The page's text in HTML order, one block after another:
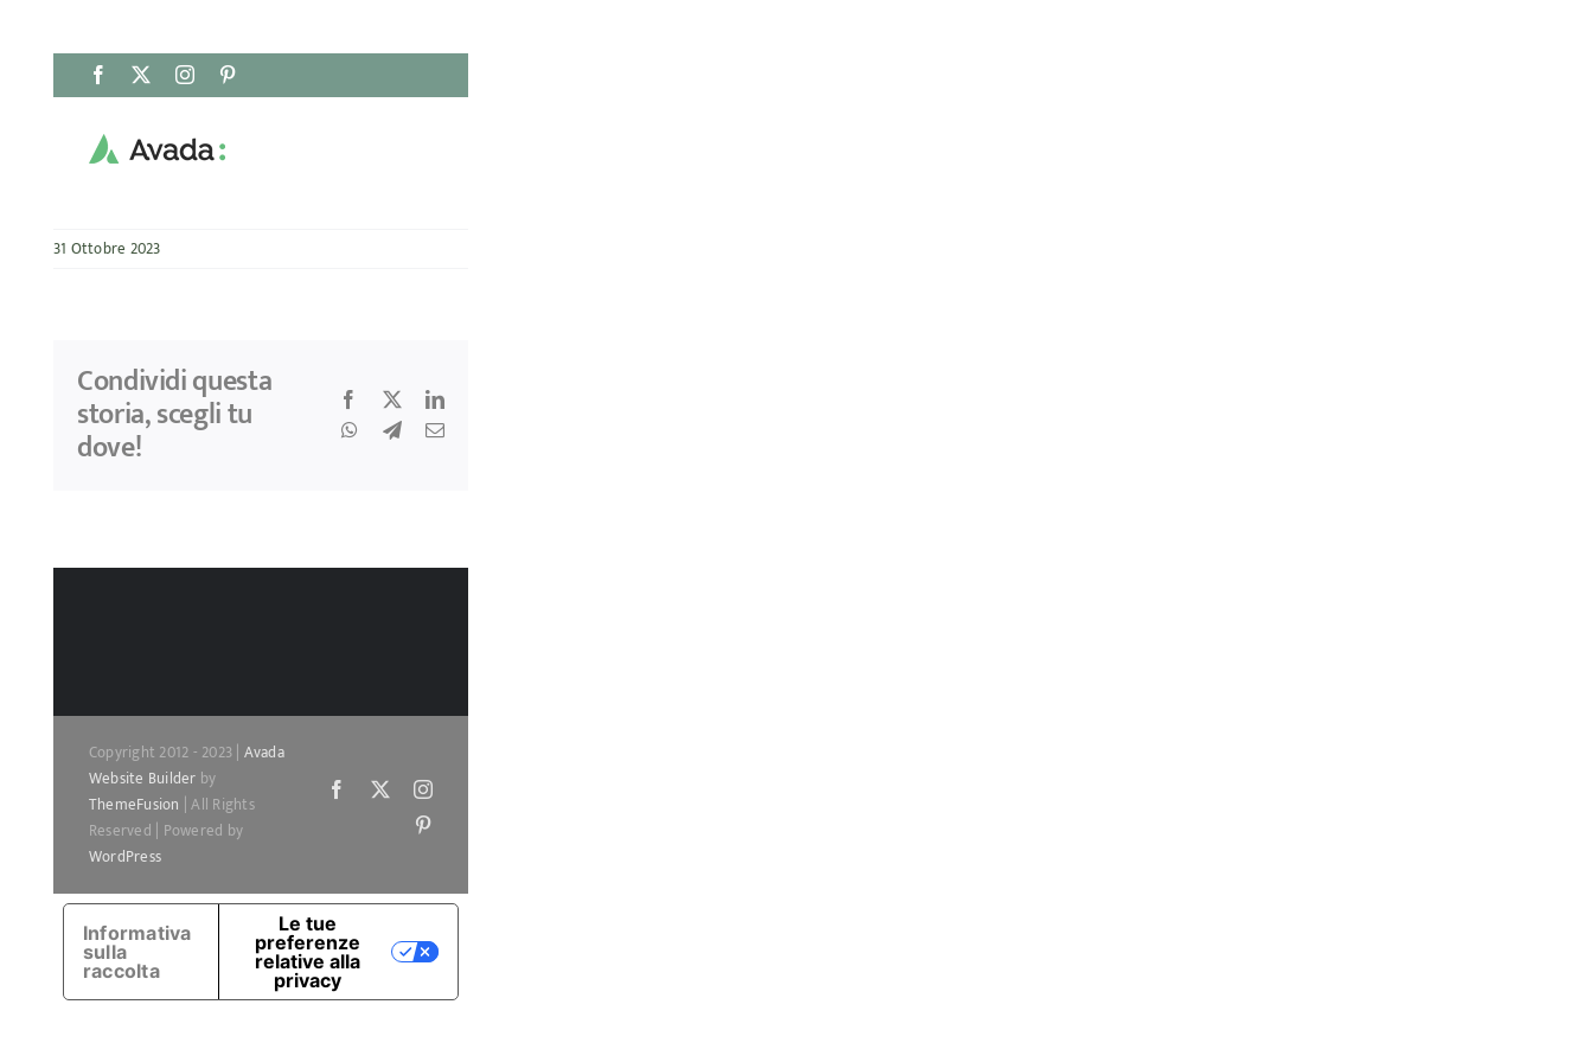
Salta
al
contenuto
Facebook Instagram
31 Ottobre 2023
Condividi questa
storia, scegli tu
dove!
Facebook
X
LinkedIn
WhatsApp
TelegramEmail
Copyright 2012 - 2023 | Avada
Website Builder by
ThemeFusion | All Rights
Reserved | Powered by
WordPress
Facebook
X
Instagram
Informativa
sulla
raccolta
Le tue
preferenze
relative alla
privacy